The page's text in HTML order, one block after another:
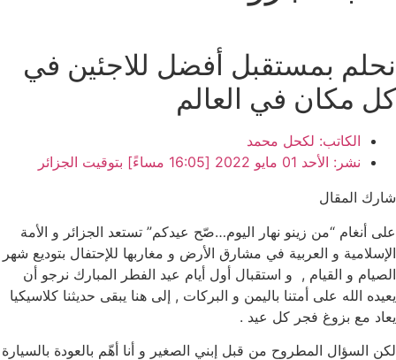
نحلم بمستقبل أفضل للاجئين في
كل مكان في العالم
الكاتب: لكحل محمد
نشر: الأحد 01 مايو 2022 [16:05 مساءً] بتوقيت الجزائر
شارك المقال
على أنغام “من زينو نهار اليوم…صّح عيدكم” تستعد الجزائر و الأمة
الإسلامية و العربية في مشارق الأرض و مغاربها للإحتفال بتوديع شهر
الصيام و القيام , و استقبال أول أيام عيد الفطر المبارك نرجو أن
يعيده الله على أمتنا باليمن و البركات , إلى هنا يبقى حديثنا كلاسيكيا
يعاد مع بزوغ فجر كل عيد .
لكن السؤال المطروح من قبل إبني الصغير و أنا أهّم بالعودة بالسيارة